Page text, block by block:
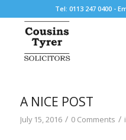
Tel: 0113 247 0400 -
A NICE POST
July 15, 2016 / 0 Comments /